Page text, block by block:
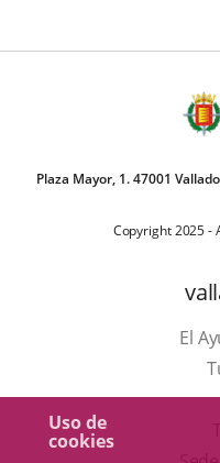
Uso de
cookies
Plaza Mayor, 1. 47001
Copyright 2025 -
El